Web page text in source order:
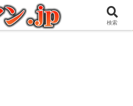
人の愉快な日々を綴るブログ
検索